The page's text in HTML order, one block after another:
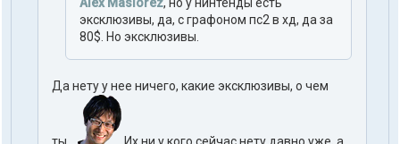
эксклюзивы, да, с графоном пс2 в хд, да за
80$. Но эксклюзивы.
Да нету у нее ничего, какие эксклюзивы, о чем
ты...
Их ни у кого сейчас нету давно уже, а